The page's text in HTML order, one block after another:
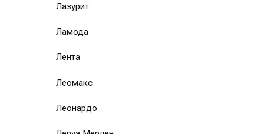
Лазурит
Ламода
Лента
Леомакс
Леонардо